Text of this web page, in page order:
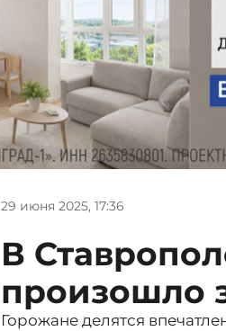
29 июня 2025, 17:36
В
произошло
Горожане делятся